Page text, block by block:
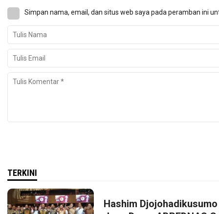
Simpan nama, email, dan situs web saya pada peramban ini
TERKINI
Hashim